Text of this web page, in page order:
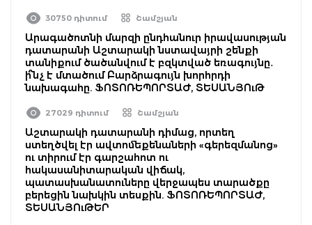
30750 դիտում Շամշյան
Արագածոտնի մարզի ընդհանուր իրավասության
դատարանի Աշտարակի նստավայրի շենքի
տանիքում ծածանվում է բզկտված եռագույնը․
ի՞նչ է մտածում Բարձրագույն խորհրդի
նախագահը. ՖՈՏՈՌԵՊՈՐՏԱԺ, ՏԵՍԱՆՅՈւԹ
27029 դիտում Շամշյան
Աշտարակի դատարանի դիմաց, որտեղ
ստեղծվել էր ավտոմեքենաների «գերեզմանոց»
ու տիրում էր գարշահոտ ու
հակասանիտարական վիճակ,
պատասխանատուները վերջապես տարածքը
բերեցին նախկին տեսքին. ՖՈՏՈՌԵՊՈՐՏԱԺ,
ՏԵՍԱՆՅՈւԹԵՐ